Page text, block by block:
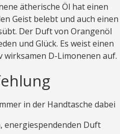
ätherische Öl hat einen
Geist belebt und auch einen
Der Duft von Orangenöl
und Glück. Es weist einen
D-Limonenen auf.
in der Handtasche dabei
energiespendenden Duft